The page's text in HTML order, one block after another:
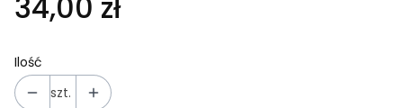
Ilość
szt.